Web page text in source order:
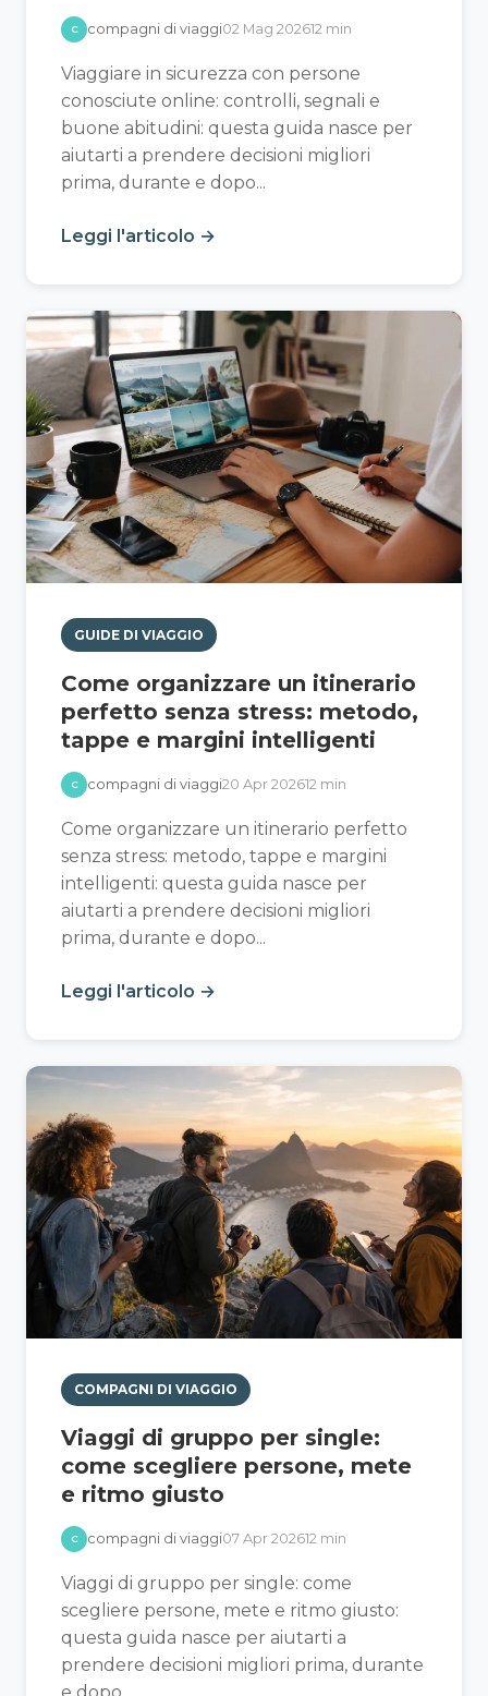
C compagni di viaggi02 Mag 202612 min
Viaggiare in sicurezza con persone
conosciute online: controlli, segnali e
buone abitudini: questa guida nasce per
aiutarti a prendere decisioni migliori
prima, durante e dopo...
Leggi l'articolo →
GUIDE DI VIAGGIO
Come organizzare un itinerario
perfetto senza stress: metodo,
tappe e margini intelligenti
C compagni di viaggi20 Apr 202612 min
Come organizzare un itinerario perfetto
senza stress: metodo, tappe e margini
intelligenti: questa guida nasce per
aiutarti a prendere decisioni migliori
prima, durante e dopo...
Leggi l'articolo →
COMPAGNI DI VIAGGIO
Viaggi di gruppo per single:
come scegliere persone, mete
e ritmo giusto
C compagni di viaggi07 Apr 202612 min
Viaggi di gruppo per single: come
scegliere persone, mete e ritmo giusto:
questa guida nasce per aiutarti a
prendere decisioni migliori prima, durante